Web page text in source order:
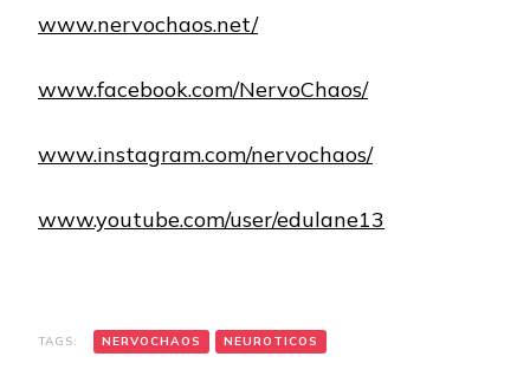
www.nervochaos.net/
www.facebook.com/NervoChaos/
www.instagram.com/nervochaos/
www.youtube.com/user/edulane13
TAGS: NERVOCHAOS NEUROTICOS